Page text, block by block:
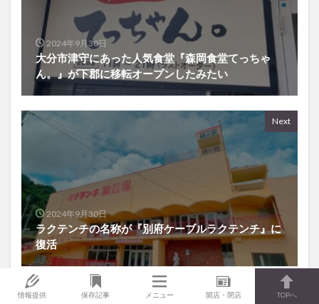
2024年9月30日
大分市津守にあった人気食堂『森岡食堂てっちゃ
ん。』が下郡に移転オープンしたみたい
Next
2024年9月30日
ラクテンチの名称が『別府ケーブルラクテンチ』に
復活
情報提供 保存記事 メニュー 開店・閉店 TOPへ